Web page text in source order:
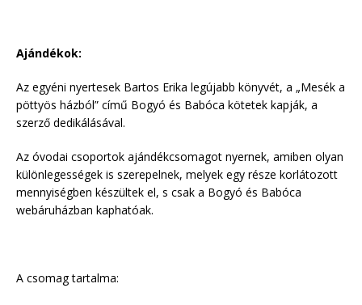
Ajándékok:
Az egyéni nyertesek Bartos Erika legújabb könyvét, a „Mesék a
pöttyös házból” című Bogyó és Babóca kötetek kapják, a
szerző dedikálásával.
Az óvodai csoportok ajándékcsomagot nyernek, amiben olyan
különlegességek is szerepelnek, melyek egy része korlátozott
mennyiségben készültek el, s csak a Bogyó és Babóca
webáruházban kaphatóak.
A csomag tartalma: